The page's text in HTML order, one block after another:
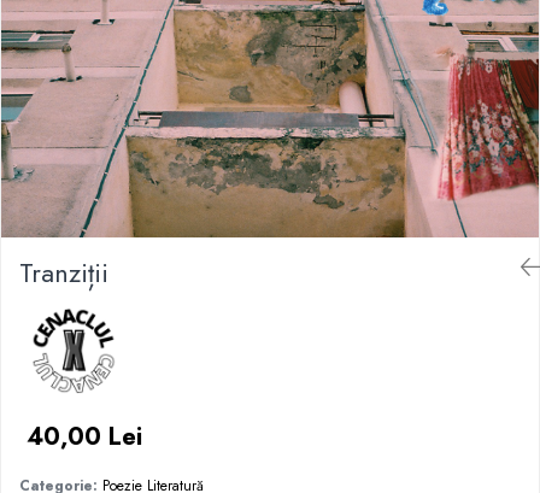
Tranziții
40,00 Lei
Categorie: Poezie Literatură